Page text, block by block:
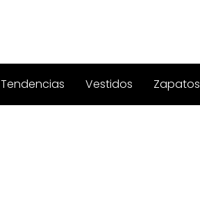
Tendencias Vestidos Zapatos